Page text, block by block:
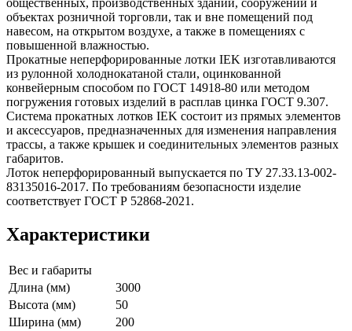
объектах розничной торговли, так и вне помещений под
навесом, на открытом воздухе, а также в помещениях с
повышенной влажностью.
Прокатные неперфорированные лотки IEK изготавливаются
из рулонной холоднокатаной стали, оцинкованной
конвейерным способом по ГОСТ 14918-80 или методом
погружения готовых изделий в расплав цинка ГОСТ 9.307.
Система прокатных лотков IEK состоит из прямых элементов
и аксессуаров, предназначенных для изменения направления
трассы, а также крышек и соединительных элементов разных
габаритов.
Лоток неперфорированный выпускается по ТУ 27.33.13-002-
83135016-2017. По требованиям безопасности изделие
соответствует ГОСТ Р 52868-2021.
Характеристики
Вес и габариты
Длина (мм)
3000
Высота (мм)
50
Ширина (мм)
200